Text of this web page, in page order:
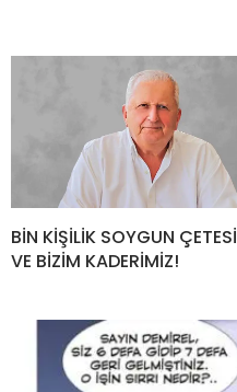
BİN KİŞİLİK SOYGUN ÇETESİ
VE BİZİM KADERİMİZ!